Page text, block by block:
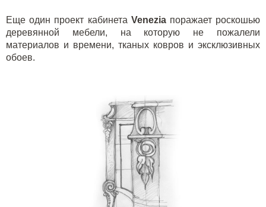
Еще один проект кабинета Venezia поражает роскошью
деревянной мебели, на которую не пожалели
материалов и времени, тканых ковров и эксклюзивных
обоев.